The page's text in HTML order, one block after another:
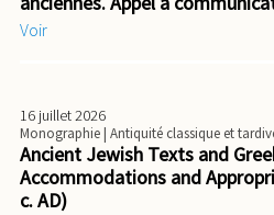
Voir
16 juillet 2026
Monographie| Antiquité classique et
Ancient Jewish Texts and
Accommodations and
c. AD)